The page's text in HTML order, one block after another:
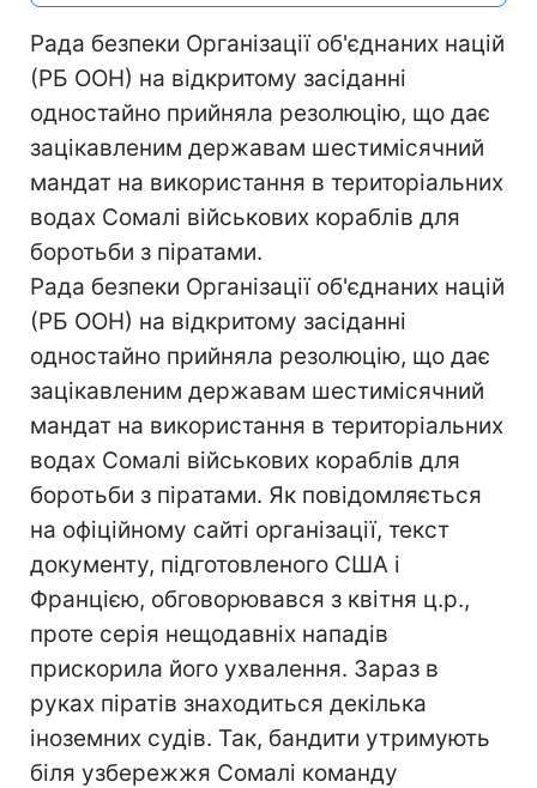
Рада безпеки Організації об'єднаних націй
(РБ ООН) на відкритому засіданні
одностайно прийняла резолюцію, що дає
зацікавленим державам шестимісячний
мандат на використання в територіальних
водах Сомалі військових кораблів для
боротьби з піратами.
Рада безпеки Організації об'єднаних націй
(РБ ООН) на відкритому засіданні
одностайно прийняла резолюцію, що дає
зацікавленим державам шестимісячний
мандат на використання в територіальних
водах Сомалі військових кораблів для
боротьби з піратами. Як повідомляється
на офіційному сайті організації, текст
документу, підготовленого США і
Францією, обговорювався з квітня ц.р.,
проте серія нещодавніх нападів
прискорила його ухвалення. Зараз в
руках піратів знаходиться декілька
іноземних судів. Так, бандити утримують
біля узбережжя Сомалі команду